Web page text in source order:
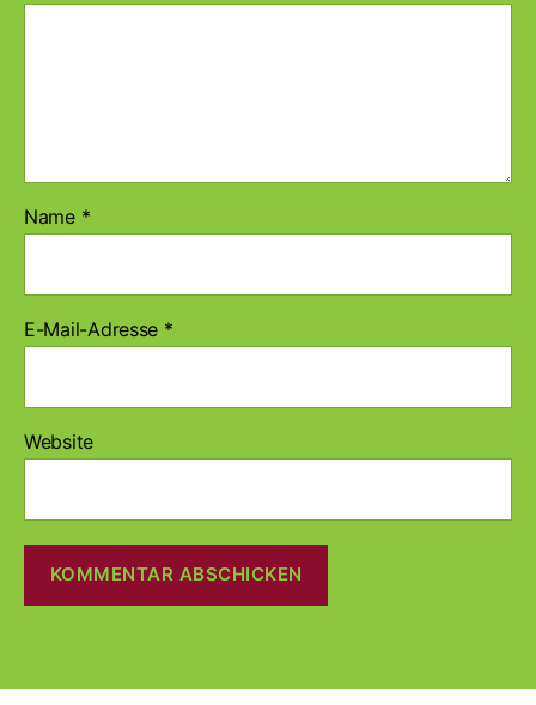
Name *
E-Mail-Adresse *
Website
t